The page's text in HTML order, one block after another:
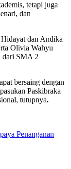
tetapi juga
dan
dan Andika
Olivia Wahyu
dari SMA 2
bersaing dengan
Paskibraka
tutupnya.
Penanganan